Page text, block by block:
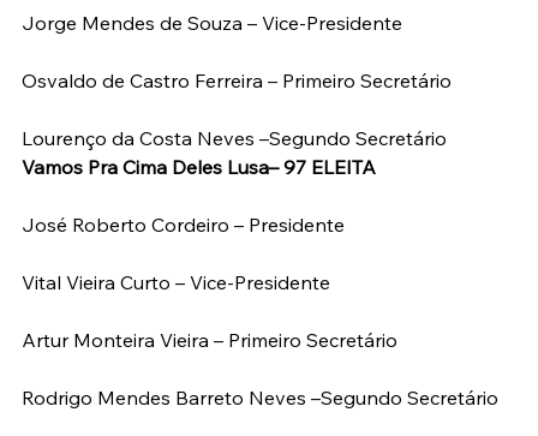
Jorge Mendes de Souza – Vice-Presidente
Osvaldo de Castro Ferreira – Primeiro Secretário
Lourenço da Costa Neves –Segundo Secretário
Vamos Pra Cima Deles Lusa– 97 ELEITA
José Roberto Cordeiro – Presidente
Vital Vieira Curto – Vice-Presidente
Artur Monteira Vieira – Primeiro Secretário
Rodrigo Mendes Barreto Neves –Segundo Secretário